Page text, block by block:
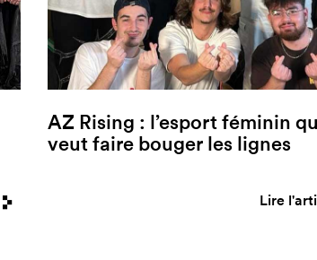
AZ Rising : l’esport féminin
veut faire bouger les lignes
Lire